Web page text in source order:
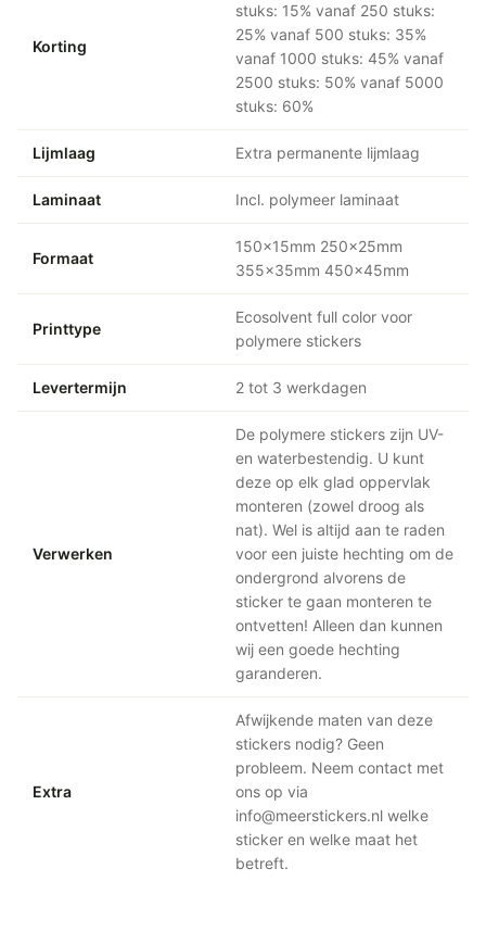
Korting
stuks: 15% vanaf 250 stuks:
25% vanaf 500 stuks: 35%
vanaf 1000 stuks: 45% vanaf
2500 stuks: 50% vanaf 5000
stuks: 60%
Lijmlaag Extra permanente lijmlaag
Laminaat Incl. polymeer laminaat
Formaat
150x15mm 250x25mm
355x35mm 450x45mm
Printtype
Ecosolvent full color voor
polymere stickers
Levertermijn 2 tot 3 werkdagen
Verwerken
De polymere stickers zijn UV-
en waterbestendig. U kunt
deze op elk glad oppervlak
monteren (zowel droog als
nat). Wel is altijd aan te raden
voor een juiste hechting om de
ondergrond alvorens de
sticker te gaan monteren te
ontvetten! Alleen dan kunnen
wij een goede hechting
garanderen.
Extra
Afwijkende maten van deze
stickers nodig? Geen
probleem. Neem contact met
ons op via
info@meerstickers.nl welke
sticker en welke maat het
betreft.